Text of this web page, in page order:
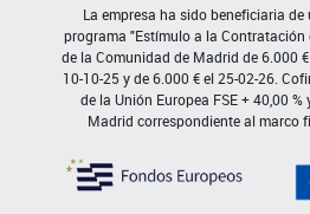
La empresa ha sido beneficiaria
programa "Estímulo a la Contratación
de la Comunidad de Madrid de 6.000
10-10-25 y de 6.000 € el 25-02-26.
de la Unión Europea FSE + 40,00
Madrid correspondiente al marco